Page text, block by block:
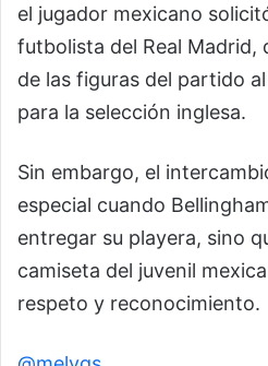
el jugador mexicano
futbolista del Real Madrid,
de las figuras del partido
para la selección inglesa.
Sin embargo, el
especial cuando
entregar su playera, sino
camiseta del juvenil
respeto y reconocimiento.